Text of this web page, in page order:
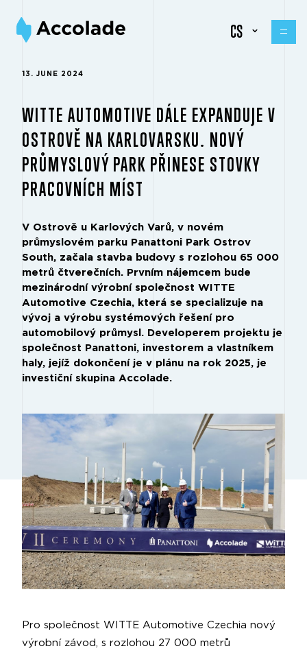
CS
13. JUNE 2024
WITTE AUTOMOTIVE DÁLE EXPANDUJE V
OSTROVĚ NA KARLOVARSKU. NOVÝ
PRŮMYSLOVÝ PARK PŘINESE STOVKY
PRACOVNÍCH MÍST
V Ostrově u Karlových Varů, v novém
průmyslovém parku Panattoni Park Ostrov
South, začala stavba budovy s rozlohou 65 000
metrů čtverečních. Prvním nájemcem bude
mezinárodní výrobní společnost WITTE
Automotive Czechia, která se specializuje na
vývoj a výrobu systémových řešení pro
automobilový průmysl. Developerem projektu je
společnost Panattoni, investorem a vlastníkem
haly, jejíž dokončení je v plánu na rok 2025, je
investiční skupina Accolade.
Pro společnost WITTE Automotive Czechia nový
výrobní závod, s rozlohou 27 000 metrů